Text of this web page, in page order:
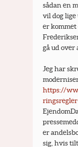
sådan en
vil dog
er
gå ud over
Jeg har
https://
er
sig, hvis